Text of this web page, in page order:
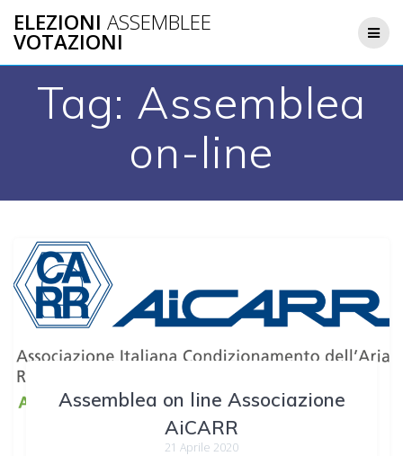
al
ELEZIONI ASSEMBLEE
VOTAZIONI
Tag: Assemblea
on-line
Assemblea on line Associazione
AiCARR
21 Aprile 2020